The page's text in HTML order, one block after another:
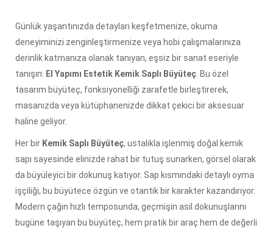
Günlük yaşantınızda detayları keşfetmenize, okuma
deneyiminizi zenginleştirmenize veya hobi çalışmalarınıza
derinlik katmanıza olanak tanıyan, eşsiz bir sanat eseriyle
tanışın: El Yapımı Estetik Kemik Saplı Büyüteç . Bu özel
tasarım büyüteç, fonksiyonelliği zarafetle birleştirerek,
masanızda veya kütüphanenizde dikkat çekici bir aksesuar
haline geliyor.
Her bir Kemik Saplı Büyüteç, ustalıkla işlenmiş doğal kemik
sapı sayesinde elinizde rahat bir tutuş sunarken, görsel olarak
da büyüleyici bir dokunuş katıyor. Sap kısmındaki detaylı oyma
işçiliği, bu büyütece özgün ve otantik bir karakter kazandırıyor.
Modern çağın hızlı temposunda, geçmişin asil dokunuşlarını
bugüne taşıyan bu büyüteç, hem pratik bir araç hem de değerli